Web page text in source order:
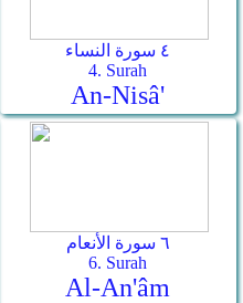
٤ سورة النساء
4. Surah
An-Nisâ'
٦ سورة الأنعام
6. Surah
Al-An'âm